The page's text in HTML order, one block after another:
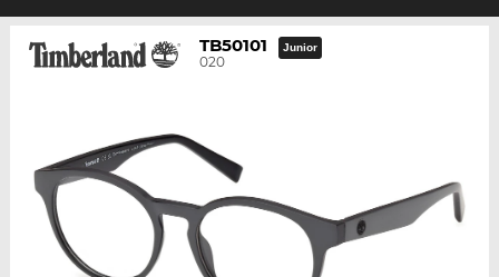
TB50101
020
Junior